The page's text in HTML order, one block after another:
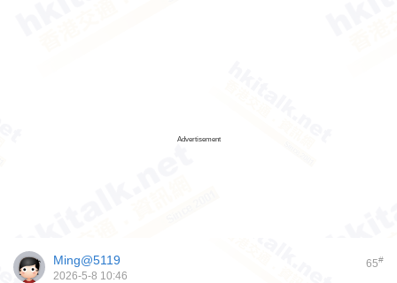
Advertisement
65#
Ming@5119
2026-5-8 10:46